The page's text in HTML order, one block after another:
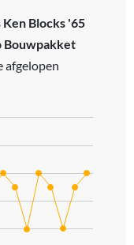
Ken Blocks '65
Bouwpakket
afgelopen
Data ranges from 21.97